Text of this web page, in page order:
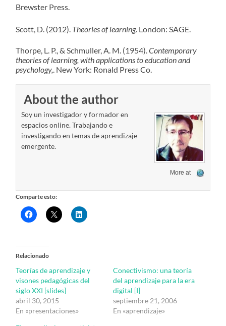
Brewster Press.
Scott, D. (2012). Theories of learning. London: SAGE.
Thorpe, L. P., & Schmuller, A. M. (1954).Contemporary
theories of learning, with applications to education and
psychology, . New York: Ronald Press Co.
About the author
Soy un investigador y formador en
espacios online. Trabajando e
investigando en temas de aprendizaje
emergente.
More at
Comparte esto:
Relacionado
Teorías de aprendizaje y
visones pedagógicas del
siglo XXI [slides]
abril 30, 2015
En «presentaciones»
Conectivismo: una teoría
del aprendizaje para la era
digital [I]
septiembre 21, 2006
En «aprendizaje»